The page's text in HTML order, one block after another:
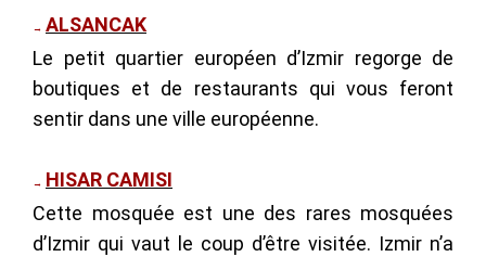
→ ALSANCAK
Le petit quartier européen d’Izmir regorge de
boutiques et de restaurants qui vous feront
sentir dans une ville européenne.
→ HISAR CAMISI
Cette mosquée est une des rares mosquées
d’Izmir qui vaut le coup d’être visitée. Izmir n’a